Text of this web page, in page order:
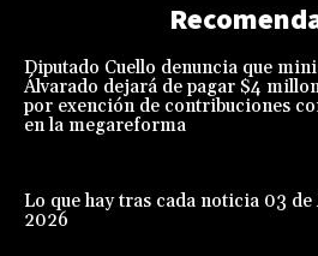
Diputado Cuello denuncia que
Álvarado dejará de pagar $4
por exención de contribuciones
en la megareforma
Lo que hay tras cada noticia 03 de
2026